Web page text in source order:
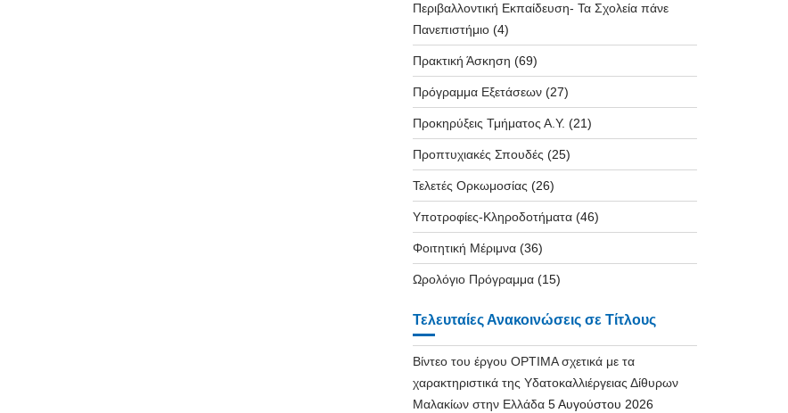
Περιβαλλοντική Εκπαίδευση- Τα Σχολεία πάνε
Πανεπιστήμιο(4)
Πρακτική Άσκηση (69)
Πρόγραμμα Εξετάσεων(27)
Προκηρύξεις Τμήματος Α.Υ. (21)
Προπτυχιακές Σπουδές (25)
Τελετές Ορκωμοσίας (26)
Υποτροφίες-Κληροδοτήματα(46)
Φοιτητική Μέριμνα(36)
Ωρολόγιο Πρόγραμμα(15)
Τελευταίες Ανακοινώσεις σε Τίτλους
Βίντεο του έργου OPTIMA σχετικά με τα
χαρακτηριστικά της Υδατοκαλλιέργειας Δίθυρων
Μαλακίων στην Ελλάδα 5 Αυγούστου 2026